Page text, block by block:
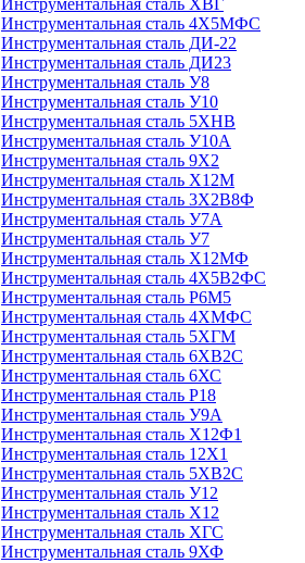
Инструментальная сталь ХВГ
Инструментальная сталь 4Х5МФС
Инструментальная сталь ДИ-22
Инструментальная сталь ДИ23
Инструментальная сталь У8
Инструментальная сталь У10
Инструментальная сталь 5ХНВ
Инструментальная сталь У10А
Инструментальная сталь 9Х2
Инструментальная сталь Х12М
Инструментальная сталь 3Х2В8Ф
Инструментальная сталь У7А
Инструментальная сталь У7
Инструментальная сталь Х12МФ
Инструментальная сталь 4Х5В2ФС
Инструментальная сталь Р6М5
Инструментальная сталь 4ХМФС
Инструментальная сталь 5ХГМ
Инструментальная сталь 6ХВ2С
Инструментальная сталь 6ХС
Инструментальная сталь Р18
Инструментальная сталь У9А
Инструментальная сталь Х12Ф1
Инструментальная сталь 12Х1
Инструментальная сталь 5ХВ2С
Инструментальная сталь У12
Инструментальная сталь Х12
Инструментальная сталь ХГС
Инструментальная сталь 9ХФ